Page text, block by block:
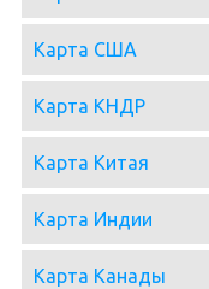
Карта США
Карта КНДР
Карта Китая
Карта Индии
Карта Канады